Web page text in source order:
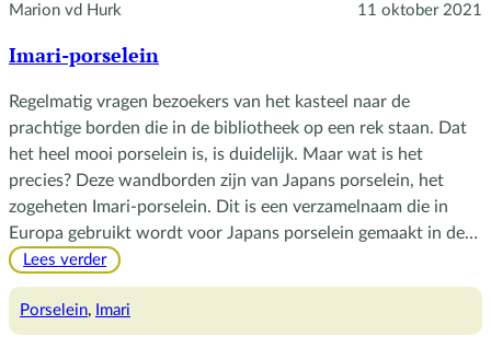
Marion vd Hurk 11 oktober 2021
Imari-porselein
Regelmatig vragen bezoekers van het kasteel naar de
prachtige borden die in de bibliotheek op een rek staan. Dat
het heel mooi porselein is, is duidelijk. Maar wat is het
precies? Deze wandborden zijn van Japans porselein, het
zogeheten Imari-porselein. Dit is een verzamelnaam die in
Europa gebruikt wordt voor Japans porselein gemaakt in de…
Lees verder:
porselein
Porselein, Imari